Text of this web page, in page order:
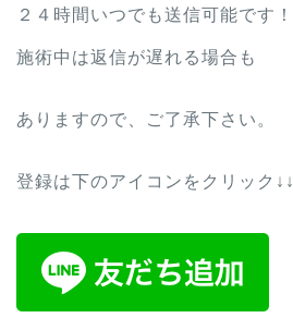
２４時間いつでも送信可能です！
施術中は返信が遅れる場合も
ありますので、ご了承下さい。
登録は下のアイコンをクリック↓↓